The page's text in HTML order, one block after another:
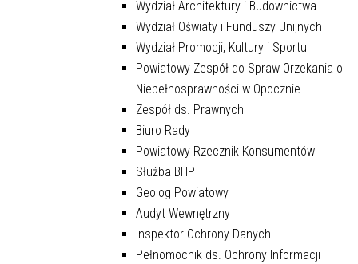
Wydział Architektury i Budownictwa
Wydział Oświaty i Funduszy Unijnych
Wydział Promocji, Kultury i Sportu
Powiatowy Zespół do Spraw Orzekania o
Niepełnosprawności w Opocznie
Zespół ds. Prawnych
Biuro Rady
Powiatowy Rzecznik Konsumentów
Służba BHP
Geolog Powiatowy
Audyt Wewnętrzny
Inspektor Ochrony Danych
Pełnomocnik ds. Ochrony Informacji